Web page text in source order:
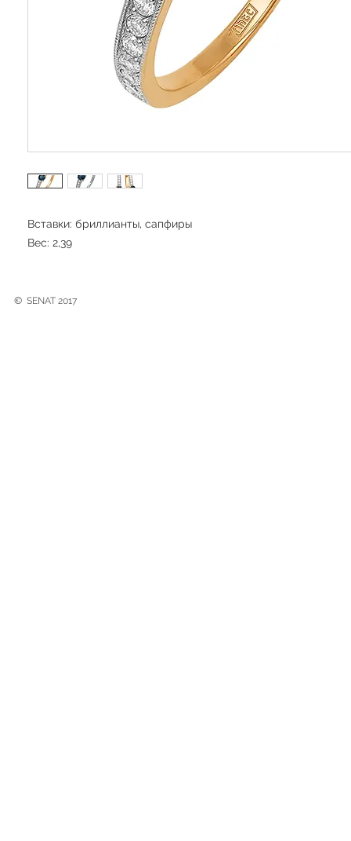
Вставки: бриллианты, сапфиры
Вес: 2,39
© SENAT 2017